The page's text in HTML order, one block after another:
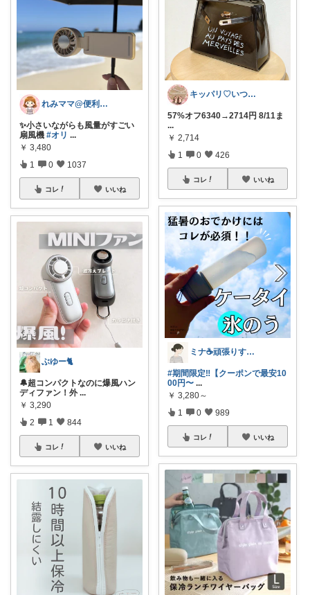
れみママ@便利雑貨¸¸kids
✨小さいながらも風量がすごい
扇風機 #オリ ...
￥ 3,480
1 0 1037
コレ いいね
ぶゆー🐈
🔔超コンパクトなのに爆風ハン
ディファン！外 ...
￥ 3,290
2 1 844
コレ いいね
キッパリ♡いつもありがとうございます🌸
57%オフ6340→2714円 8/11ま
...
￥ 2,714
1 0 426
コレ いいね
ミナ☕️頑張りすぎない暮らし🏠
#期間限定‼️【クーポンで最安10
00円〜 ...
￥ 3,280～
1 0 989
コレ いいね